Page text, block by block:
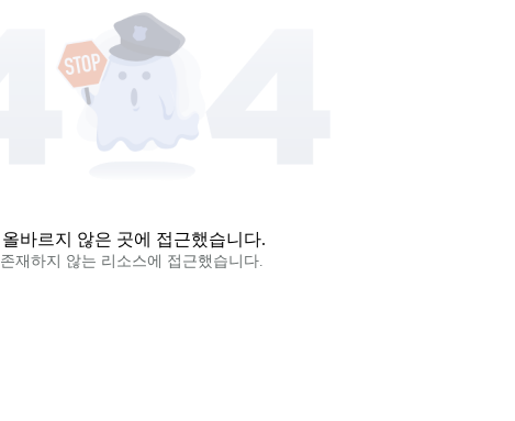
올바르지 않은 곳에 접근했습니다.
존재하지 않는 리소스에 접근했습니다.